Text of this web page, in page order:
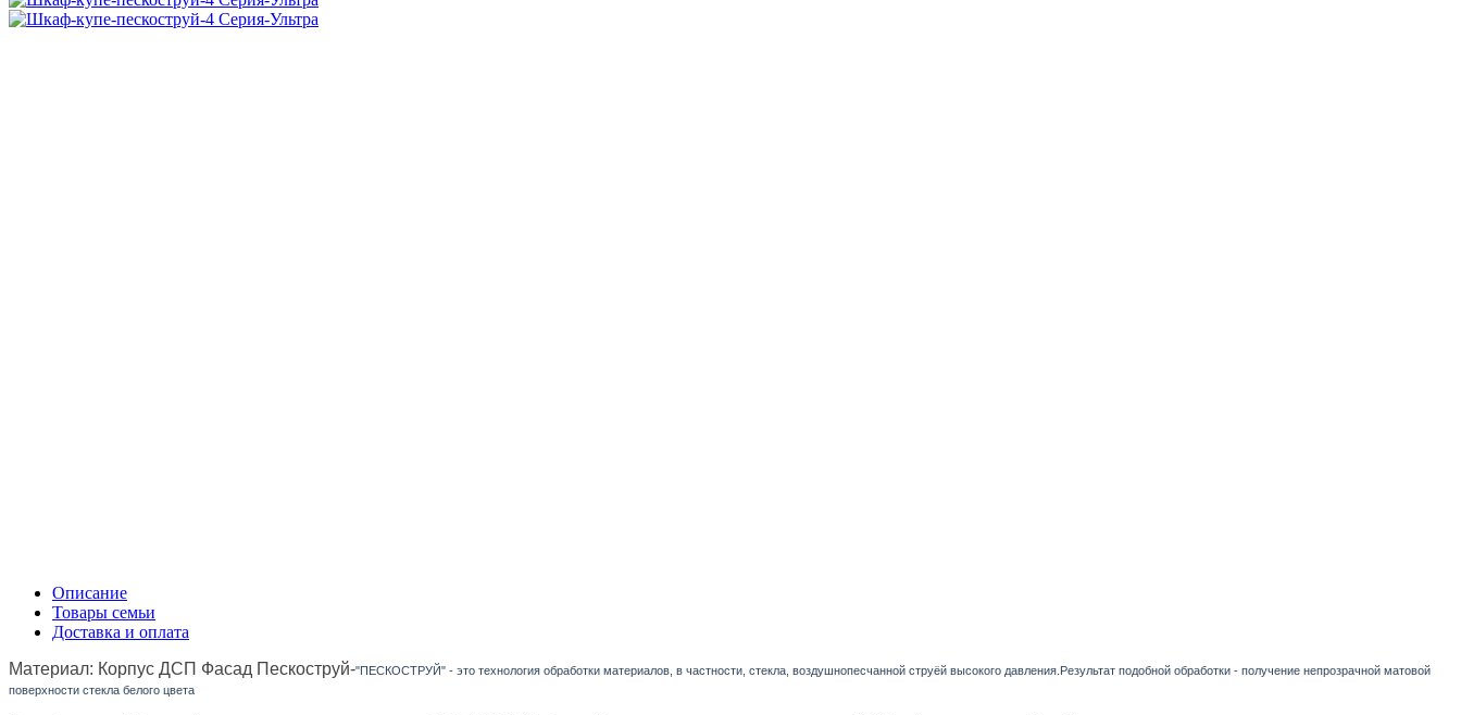
Описание
Товары семьи
Доставка и оплата
Материал: Корпус ДСП Фасад Пескоструй-"ПЕСКОСТРУЙ" - это технология обработки материалов, в частности, стекла, воздушнопесчанной струёй высокого давления.Результат подобной обработки - получение непрозрачной матовой
поверхности стекла белого цвета